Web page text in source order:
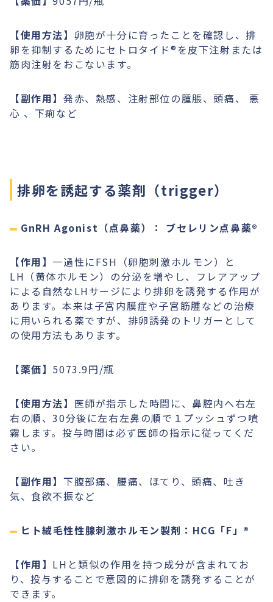
【使用方法】 卵胞が十分に育ったことを確認し、排
卵を抑制するためにセトロタイド®︎を皮下注射または
筋肉注射をおこないます。
【副作用】 発赤、熱感、注射部位の腫脹、頭痛、 悪
心 、下痢など
排卵を誘起する薬剤（trigger）
GnRH Agonist（点鼻薬）： ブセレリン点鼻薬®︎
【作用】 一過性にFSH（卵胞刺激ホルモン）と
LH（黄体ホルモン）の分泌を増やし、フレアアップ
による自然なLHサージにより排卵を誘発する作用が
あります。本来は子宮内膜症や子宮筋腫などの治療
に用いられる薬ですが、排卵誘発のトリガーとして
の使用方法もあります。
【薬価】 5073.9円/瓶
【使用方法】 医師が指示した時間に、鼻腔内へ右左
右の順、30分後に左右左鼻の順で１プッシュずつ噴
霧します。投与時間は必ず医師の指示に従ってくだ
さい。
【副作用】 下腹部痛、腰痛、ほてり、頭痛、吐き
気、食欲不振など
ヒト絨毛性性腺刺激ホルモン製剤：HCG「F」®︎
【作用】 LHと類似の作用を持つ成分が含まれてお
り、投与することで意図的に排卵を誘発することが
できます。